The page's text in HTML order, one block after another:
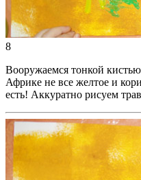
8
Вооружаемся тонкой
Африке не все желтое и
есть! Аккуратно рисуем